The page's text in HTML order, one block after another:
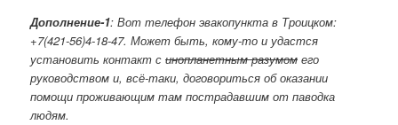
Дополнение-1: Вот телефон эвакопункта в Троицком:
+7(421-56)4-18-47. Может быть, кому-то и удастся
установить контакт синопланетным разумом его
руководством и, всё-таки, договориться об оказании
помощи проживающим там пострадавшим от паводка
людям.